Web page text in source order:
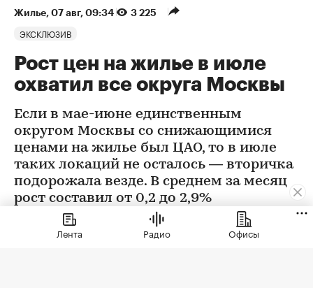
Жилье⁠, 07 авг, 09:34 3 225
ЭКСКЛЮЗИВ
Рост цен на жилье в июле
охватил все округа Москвы
Если в мае-июне единственным
округом Москвы со снижающимися
ценами на жилье был ЦАО, то в июле
таких локаций не осталось — вторичка
подорожала везде. В среднем за месяц
рост составил от 0,2 до 2,9%
Лента Радио Офисы